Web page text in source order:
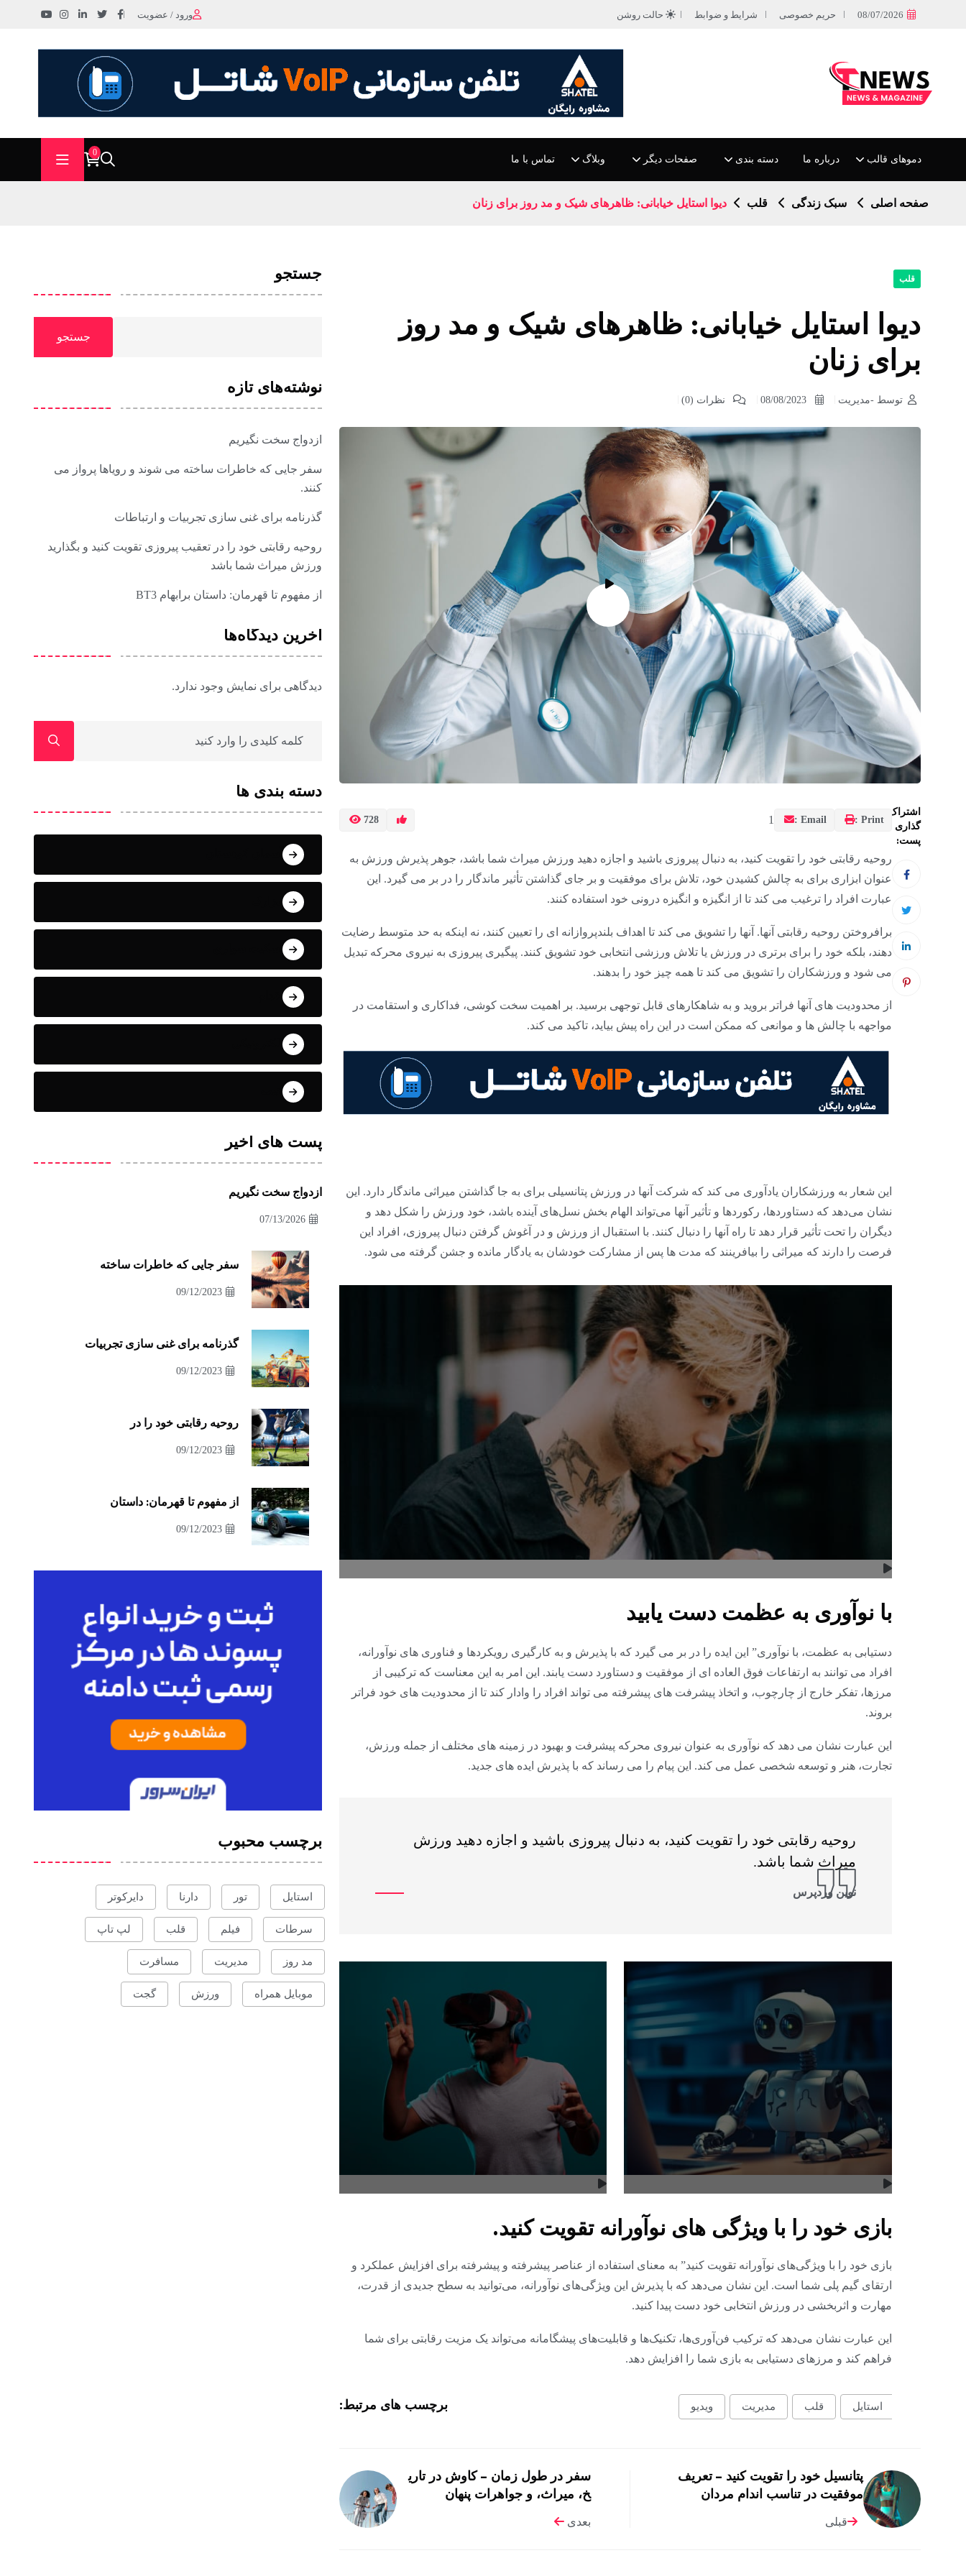
08/07/2026 حریم خصوصی شرایط و ضوابط حالت روشن ورود / عضویت
دموهای قالب درباره ما دسته بندی صفحات دیگر وبلاگ تماس با ما
0
صفحه اصلی سبک زندگی قلب دیوا استایل خیابانی: ظاهرهای شیک و مد روز برای زنان
قلب
دیوا استایل خیابانی: ظاهرهای شیک و مد روز
برای زنان
توسط -مدیریت 08/08/2023 نظرات (0)
اشتراک
گذاری
پست:
Print :
Email :
1
728
روحیه رقابتی خود را تقویت کنید، به دنبال پیروزی باشید و اجازه دهید ورزش میراث شما باشد، جوهر پذیرش ورزش به
عنوان ابزاری برای به چالش کشیدن خود، تلاش برای موفقیت و بر جای گذاشتن تأثیر ماندگار را در بر می گیرد. این
عبارت افراد را ترغیب می کند تا از انگیزه و انگیزه درونی خود استفاده کنند.
برافروختن روحیه رقابتی آنها. آنها را تشویق می کند تا اهداف بلندپروازانه ای را تعیین کنند، نه اینکه به حد متوسط ​​رضایت
دهند، بلکه خود را برای برتری در ورزش یا تلاش ورزشی انتخابی خود تشویق کنند. پیگیری پیروزی به نیروی محرکه تبدیل
می شود و ورزشکاران را تشویق می کند تا همه چیز خود را بدهند.
از محدودیت های آنها فراتر بروید و به شاهکارهای قابل توجهی برسید. بر اهمیت سخت کوشی، فداکاری و استقامت در
مواجهه با چالش ها و موانعی که ممکن است در این راه پیش بیاید، تاکید می کند.
این شعار به ورزشکاران یادآوری می کند که شرکت آنها در ورزش پتانسیلی برای به جا گذاشتن میراثی ماندگار دارد. این
نشان می‌دهد که دستاوردها، رکوردها و تأثیر آنها می‌تواند الهام بخش نسل‌های آینده باشد، خود ورزش را شکل دهد و
دیگران را تحت تأثیر قرار دهد تا راه آنها را دنبال کنند. با استقبال از ورزش و در آغوش گرفتن دنبال پیروزی، افراد این
فرصت را دارند که میراثی را بیافرینند که مدت ها پس از مشارکت خودشان به یادگار مانده و جشن گرفته می شود.
با نوآوری به عظمت دست یابید
دستیابی به عظمت، با نوآوری” این ایده را در بر می گیرد که با پذیرش و به کارگیری رویکردها و فناوری های نوآورانه،
افراد می توانند به ارتفاعات فوق العاده ای از موفقیت و دستاورد دست یابند. این امر به این معناست که ترکیبی از
مرزها، تفکر خارج از چارچوب، و اتخاذ پیشرفت های پیشرفته می تواند افراد را وادار کند تا از محدودیت های خود فراتر
بروند.
این عبارت نشان می دهد که نوآوری به عنوان نیروی محرکه پیشرفت و بهبود در زمینه های مختلف از جمله ورزش،
تجارت، هنر و توسعه شخصی عمل می کند. این پیام را می رساند که با پذیرش ایده های جدید.
روحیه رقابتی خود را تقویت کنید، به دنبال پیروزی باشید و اجازه دهید ورزش
میراث شما باشد.
نوین وردپرس
بازی خود را با ویژگی های نوآورانه تقویت کنید.
بازی خود را با ویژگی‌های نوآورانه تقویت کنید” به معنای استفاده از عناصر پیشرفته و پیشرفته برای افزایش عملکرد و
ارتقای گیم پلی شما است. این نشان می‌دهد که با پذیرش این ویژگی‌های نوآورانه، می‌توانید به سطح جدیدی از قدرت،
مهارت و اثربخشی در ورزش انتخابی خود دست پیدا کنید.
این عبارت نشان می‌دهد که ترکیب فن‌آوری‌ها، تکنیک‌ها و قابلیت‌های پیشگامانه می‌تواند یک مزیت رقابتی برای شما
فراهم کند و مرزهای دستیابی به بازی شما را افزایش دهد.
برچسب های مرتبط: استایل قلب مدیریت ویدیو
پتانسیل خود را تقویت کنید – تعریف
موفقیت در تناسب اندام مردان
قبلی
سفر در طول زمان – کاوش در تاری
خ، میراث، و جواهرات پنهان
بعدی
جستجو
جستجو
نوشته‌های تازه
ازدواج سخت نگیریم
سفر جایی که خاطرات ساخته می شوند و رویاها پرواز می
کنند.
گذرنامه برای غنی سازی تجربیات و ارتباطات
روحیه رقابتی خود را در تعقیب پیروزی تقویت کنید و بگذارید
ورزش میراث شما باشد
از مفهوم تا قهرمان: داستان برابهام BT3
آخرین دیدگاه‌ها
دیدگاهی برای نمایش وجود ندارد.
دسته بندی ها
پست های اخیر
ازدواج سخت نگیریم
07/13/2026
سفر جایی که خاطرات ساخته
09/12/2023
گذرنامه برای غنی سازی تجربیات
09/12/2023
روحیه رقابتی خود را در
09/12/2023
از مفهوم تا قهرمان: داستان
09/12/2023
برچسب محبوب
استایل تور دارنا دایرکوتر
سرطات فیلم قلب لپ تاپ
مد روز مدیریت مسافرت
موبایل همراه ورزش گجت